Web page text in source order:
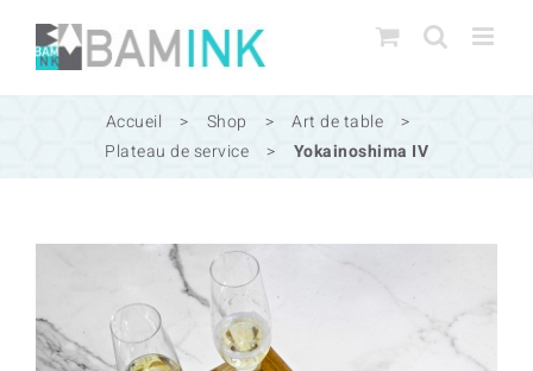
Passer
contenu
Accueil > Shop > Art de table
>
Plateau de service
> Yokainoshima IV